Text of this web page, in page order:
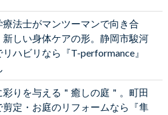
療法士がマンツーマンで向き合
新しい身体ケアの形。静岡市駿河
リハビリなら『T-performance』
彩りを与える＂癒しの庭＂。町田
剪定・お庭のリフォームなら『隼